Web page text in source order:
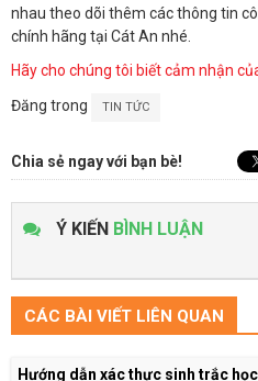
nhau theo dõi thêm các thông tin
chính hãng tại Cát An nhé.
Hãy cho chúng tôi biết cảm nhận
Đăng trong
TIN TỨC
Chia sẻ ngay với bạn bè!
Ý KIẾN BÌNH LUẬN
CÁC BÀI VIẾT LIÊN QUAN
Hướng dẫn xác thực sinh trắc